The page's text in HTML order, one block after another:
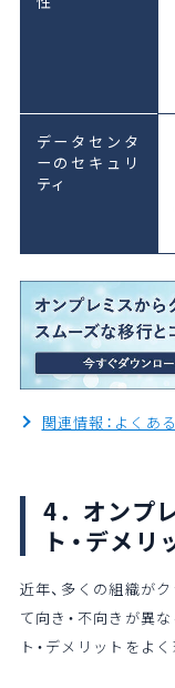
データセンタ
ーのセキュリ
ティ
関連情報：よく
4．オンプ
ト・デメリ
近年、多くの組織が
て向き・不向きが異
ト・デメリットをよ